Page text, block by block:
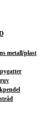
metall/plast